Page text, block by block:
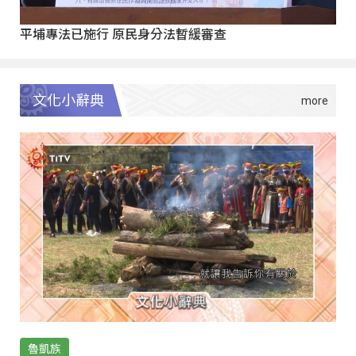
平埔專法已施行 原民身分法暫緩審查
文化小辭典
魯凱族